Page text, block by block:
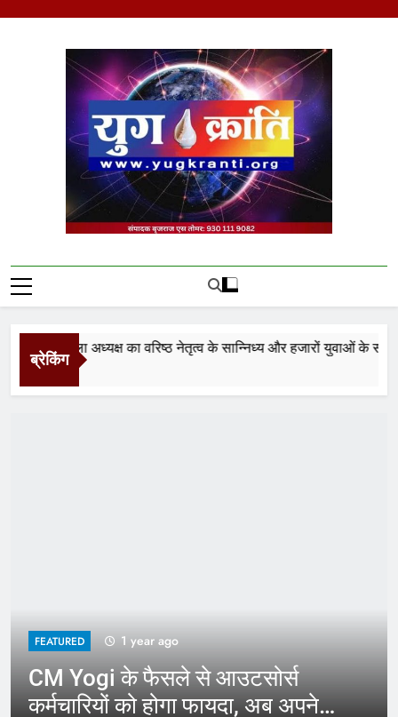
Yug Kranti | Trusted
News Portal
ब्रेकिंग
जिला अध्यक्ष का वरिष्ठ नेतृत्व के सान्निध्य और हजारों युवाओं के समक्ष
FEATURED 1 year ago
CM Yogi के फैसले से आउटसोर्स
कर्मचारियों को होगा फायदा, अब अपने